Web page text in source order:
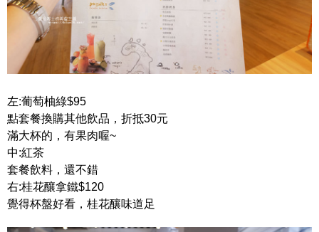
左:葡萄柚綠$95
點套餐換購其他飲品，折抵30元
滿大杯的，有果肉喔~
中:紅茶
套餐飲料，還不錯
右:桂花釀拿鐵$120
覺得杯盤好看，桂花釀味道足